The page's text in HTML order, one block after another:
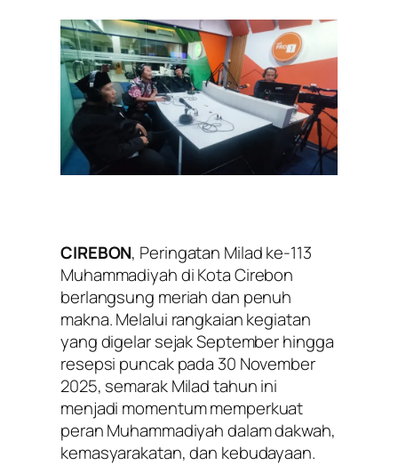
CIREBON, Peringatan Milad ke-113
Muhammadiyah di Kota Cirebon
berlangsung meriah dan penuh
makna. Melalui rangkaian kegiatan
yang digelar sejak September hingga
resepsi puncak pada 30 November
2025, semarak Milad tahun ini
menjadi momentum memperkuat
peran Muhammadiyah dalam dakwah,
kemasyarakatan, dan kebudayaan.